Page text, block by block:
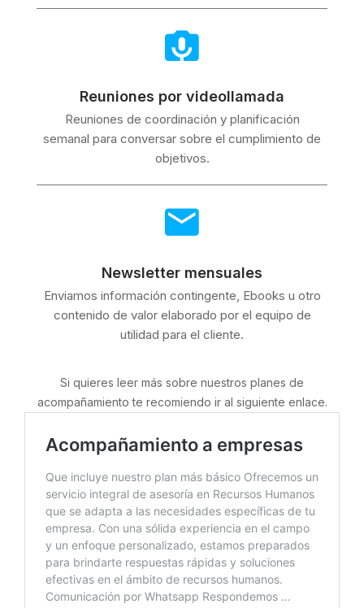
Reuniones por videollamada
Reuniones de coordinación y planificación
semanal para conversar sobre el cumplimiento de
objetivos.
Newsletter mensuales
Enviamos información contingente, Ebooks u otro
contenido de valor elaborado por el equipo de
utilidad para el cliente.
Si quieres leer más sobre nuestros planes de
acompañamiento te recomiendo ir al siguiente enlace.